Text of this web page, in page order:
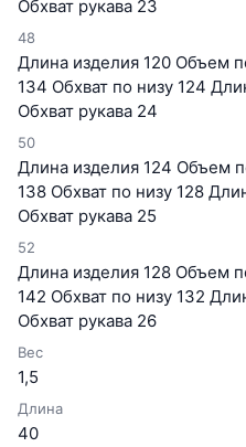
Обхват рукава 23
48
Длина изделия 120 Объем
134 Обхват по низу 124
Обхват рукава 24
50
Длина изделия 124 Объем
138 Обхват по низу 128
Обхват рукава 25
52
Длина изделия 128 Объем
142 Обхват по низу 132
Обхват рукава 26
Вес
1,5
Длина
40